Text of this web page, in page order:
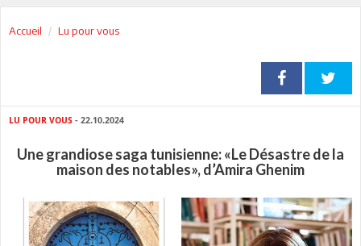
Accueil Lu pour vous
LU POUR VOUS - 22.10.2024
Une grandiose saga tunisienne: «Le Désastre de la
maison des notables», d’Amira Ghenim